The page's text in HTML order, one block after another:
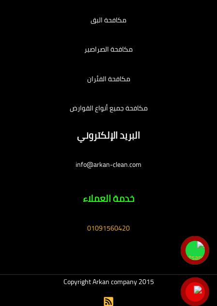
مكافحة البق
مكافحة الصراصير
مكافحة الفئران
مكافحة جميع أنواع القوارض
البريد الإلكتروني
info@arkan-clean.com
خدمة العملاء
01091560420
Copyright Arkan company 2015